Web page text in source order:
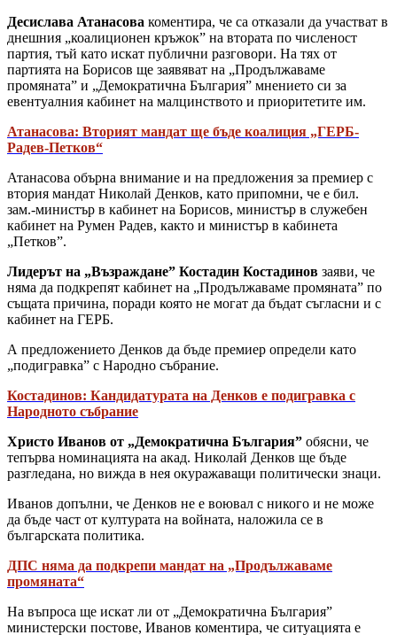
Десислава Атанасова коментира, че са отказали да участват в
днешния „коалиционен кръжок” на втората по численост
партия, тъй като искат публични разговори. На тях от
партията на Борисов ще заявяват на „Продължаваме
промяната” и „Демократична България” мнението си за
евентуалния кабинет на малцинството и приоритетите им.
Атанасова: Вторият мандат ще бъде коалиция „ГЕРБ-
Радев-Петков“
Атанасова обърна внимание и на предложения за премиер с
втория мандат Николай Денков, като припомни, че е бил.
зам.-министър в кабинет на Борисов, министър в служебен
кабинет на Румен Радев, както и министър в кабинета
„Петков”.
Лидерът на „Възраждане” Костадин Костадинов заяви, че
няма да подкрепят кабинет на „Продължаваме промяната” по
същата причина, поради която не могат да бъдат съгласни и с
кабинет на ГЕРБ.
А предложението Денков да бъде премиер определи като
„подигравка” с Народно събрание.
Костадинов: Кандидатурата на Денков е подигравка с
Народното събрание
Христо Иванов от „Демократична България” обясни, че
тепърва номинацията на акад. Николай Денков ще бъде
разгледана, но вижда в нея окуражаващи политически знаци.
Иванов допълни, че Денков не е воювал с никого и не може
да бъде част от културата на войната, наложила се в
българската политика.
ДПС няма да подкрепи мандат на „Продължаваме
промяната“
На въпроса ще искат ли от „Демократична България”
министерски постове, Иванов коментира, че ситуацията е